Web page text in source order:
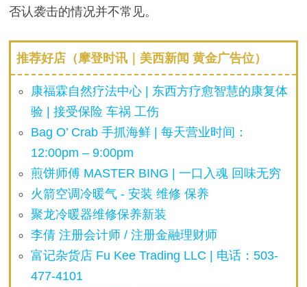
否认袭击的情况并不常见。
推荐好店（摩登时讯｜美西新闻 黄金广告位）
康福霖自然疗法中心 | 东西方疗愈智慧的康复体
验 | 接受保险 车祸 工伤
Bag O’ Crab 手抓海鲜 | 每天营业时间：
12:00pm – 9:00pm
煎饼师傅 MASTER BING | 一口入魂 回味无穷
火箭空调冷暖气 - 安装 维修 保养
聚龙冷暖器维修保养新装
李倩 注册会计师 / 注册金融理财师
富记杂货店 Fu Kee Trading LLC | 电话：503-
477-4101